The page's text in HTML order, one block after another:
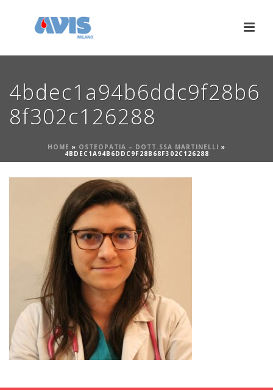
4bdec1a94b6ddc9f28b6
8f302c126288
HOME » OSTEOPATIA – DOTT.SSA MARTINELLI »
4BDEC1A94B6DDC9F28B68F302C126288